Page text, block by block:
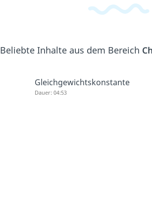
Beliebte Inhalte aus dem Bereich
Gleichgewichtskonstante
Dauer: 04:53